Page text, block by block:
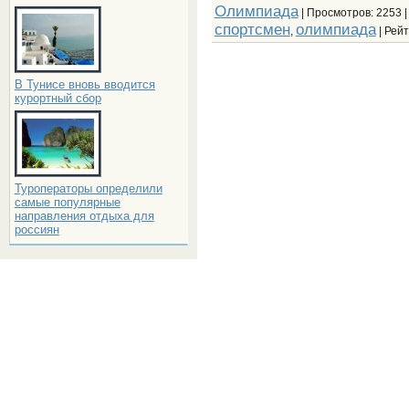
В Тунисе вновь вводится
курортный сбор
Туроператоры определили
самые популярные
направления отдыха для
россиян
Олимпиада| Просмотров: 2253 |
спортсмен, олимпиада|